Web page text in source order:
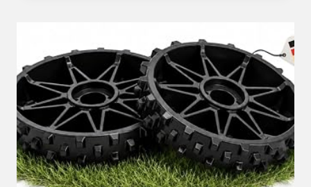
FÜR
MÄHROBOTER
|
VERBESSERTE
LEISTUNG
&
AKKULAUFZEIT